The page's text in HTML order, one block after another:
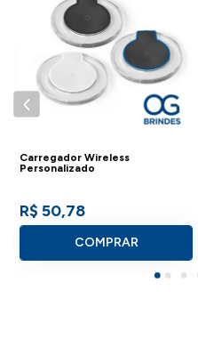
Carregador Wireless
Personalizado
R$ 50,78
COMPRAR